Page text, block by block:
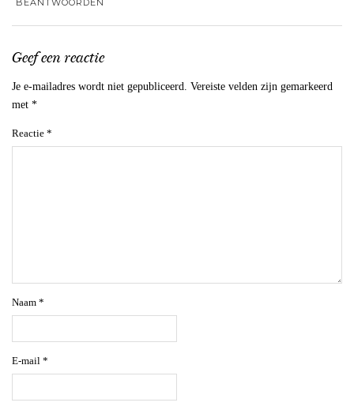
Geef een reactie
Je e-mailadres wordt niet gepubliceerd. Vereiste velden zijn gemarkeerd
met *
Reactie *
Naam *
E-mail *